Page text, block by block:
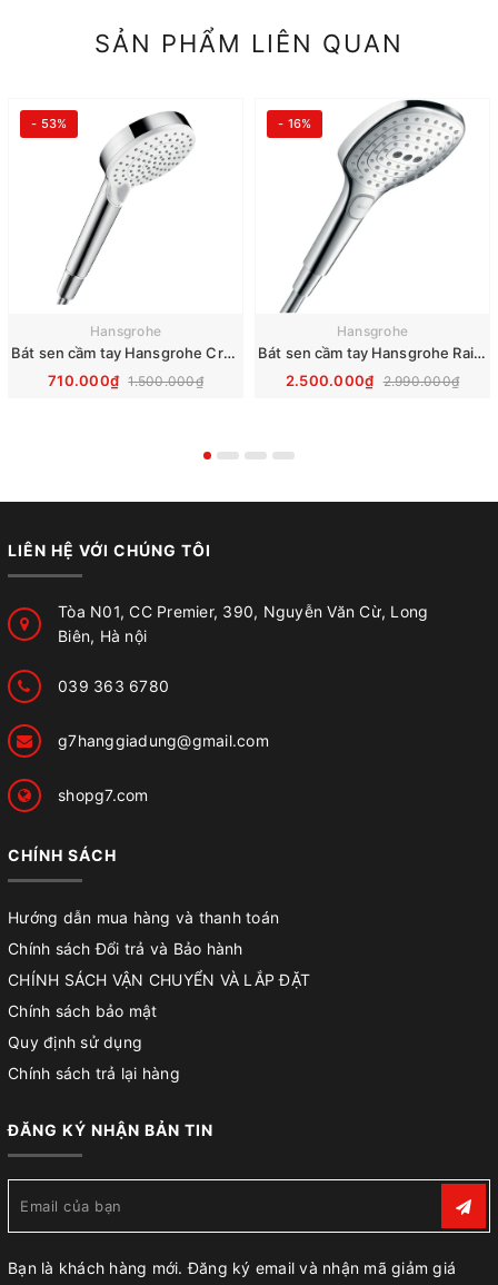
SẢN PHẨM LIÊN QUAN
- 53%
Hansgrohe
Bát sen cầm tay Hansgrohe Crometta Vario 26330400
710.000₫ 1.500.000₫
- 16%
Hansgrohe
Bát sen cầm tay Hansgrohe Raindance Select S 120 3jet 26520000
2.500.000₫ 2.990.000₫
LIÊN HỆ VỚI CHÚNG TÔI
Tòa N01, CC Premier, 390, Nguyễn Văn Cừ, Long
Biên, Hà nội
039 363 6780
g7hanggiadung@gmail.com
shopg7.com
CHÍNH SÁCH
Hướng dẫn mua hàng và thanh toán
Chính sách Đổi trả và Bảo hành
CHÍNH SÁCH VẬN CHUYỂN VÀ LẮP ĐẶT
Chính sách bảo mật
Quy định sử dụng
Chính sách trả lại hàng
ĐĂNG KÝ NHẬN BẢN TIN
Bạn là khách hàng mới. Đăng ký email và nhận mã giảm giá